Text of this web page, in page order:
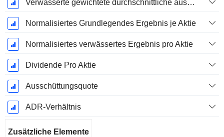
Verwässerte gewichtete durchschnittliche ausstehende Aktien
Normalisiertes Grundlegendes Ergebnis je Aktie
Normalisiertes verwässertes Ergebnis pro Aktie
Dividende Pro Aktie
Ausschüttungsquote
ADR-Verhältnis
Zusätzliche Elemente